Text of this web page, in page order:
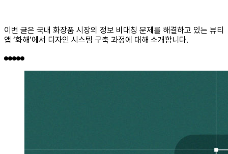
이번 글은 국내 화장품 시장의 정보 비대칭 문제를 해결하고 있는 뷰티
앱 ‘화해’에서 디자인 시스템 구축 과정에 대해 소개합니다.